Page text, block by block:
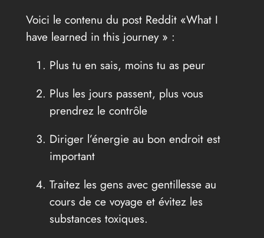
Voici le contenu du post Reddit «What I
have learned in this journey » :
Plus tu en sais, moins tu as peur
Plus les jours passent, plus vous
prendrez le contrôle
Diriger l’énergie au bon endroit est
important
Traitez les gens avec gentillesse au
cours de ce voyage et évitez les
substances toxiques.